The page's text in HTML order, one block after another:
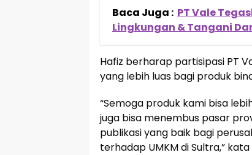
Baca Juga : PT Vale
Lingkungan & Tangani
Hafiz berharap partisipasi PT
yang lebih luas bagi produk
“Semoga produk kami bisa
juga bisa menembus pasar
publikasi yang baik bagi
terhadap UMKM di Sultra,” kata